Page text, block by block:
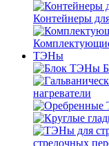
Контейнеры
ТЭНы
нагреватели
стрелочных